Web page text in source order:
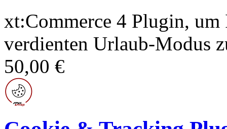
xt:Commerce 4 Plugin,
verdienten Urlaub-Modus
50,00 €